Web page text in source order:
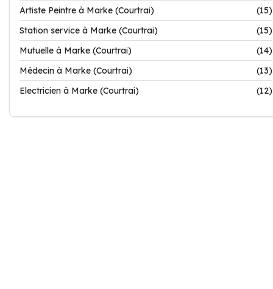
Artiste Peintre à Marke (Courtrai)
(15)
Station service à Marke (Courtrai)
(15)
Mutuelle à Marke (Courtrai)
(14)
Médecin à Marke (Courtrai)
(13)
Electricien à Marke (Courtrai)
(12)